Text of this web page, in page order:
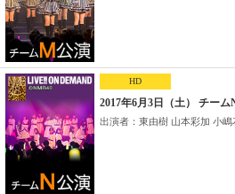
HD
2017年6月3日（土） チー
出演者：東由樹 山本彩加 小嶋